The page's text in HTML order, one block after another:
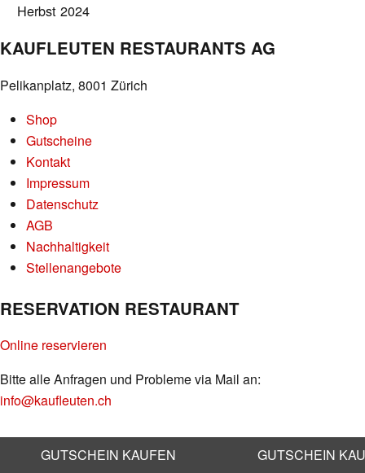
Herbst 2024
KAUFLEUTEN RESTAURANTS AG
Pelikanplatz, 8001 Zürich
Shop
Gutscheine
Kontakt
Impressum
Datenschutz
AGB
Nachhaltigkeit
Stellenangebote
RESERVATION RESTAURANT
Online reservieren
Bitte alle Anfragen und Probleme via Mail an:
info@kaufleuten.ch
GUTSCHEIN KAUFEN GUTSCHEIN